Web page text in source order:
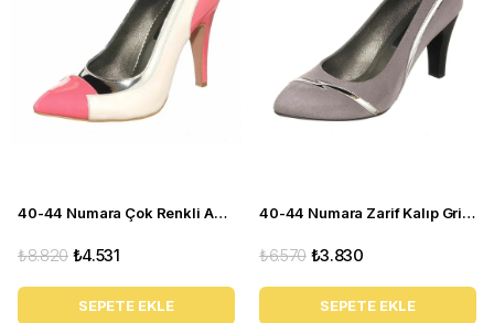
40-44 Numara Çok Renkli Abiye Kadın Stiletto Ayakkabı KDR1020
₺4.531
₺8.820
SEPETE EKLE
40-44 Numara Zarif Kalıp Gri Topuklu Kadın Ayakkabı KDR1001
₺3.830
₺6.570
SEPETE EKLE